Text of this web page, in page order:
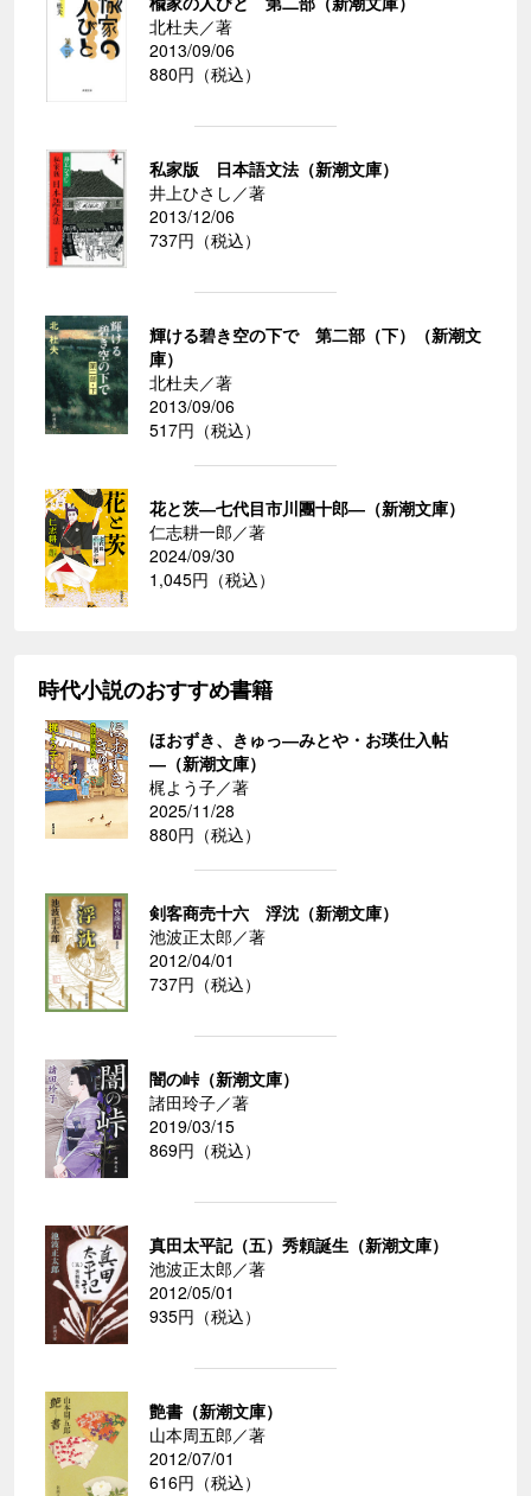
北杜夫／著
2013/09/06
880円（税込）
私家版 日本語文法（新潮文庫）
井上ひさし／著
2013/12/06
737円（税込）
輝ける碧き空の下で 第二部（下）（新潮文
庫）
北杜夫／著
2013/09/06
517円（税込）
花と茨―七代目市川團十郎―（新潮文庫）
仁志耕一郎／著
2024/09/30
1,045円（税込）
時代小説のおすすめ書籍
ほおずき、きゅっ―みとや・お瑛仕入帖
―（新潮文庫）
梶よう子／著
2025/11/28
880円（税込）
剣客商売十六 浮沈（新潮文庫）
池波正太郎／著
2012/04/01
737円（税込）
闇の峠（新潮文庫）
諸田玲子／著
2019/03/15
869円（税込）
真田太平記（五）秀頼誕生（新潮文庫）
池波正太郎／著
2012/05/01
935円（税込）
艶書（新潮文庫）
山本周五郎／著
2012/07/01
616円（税込）